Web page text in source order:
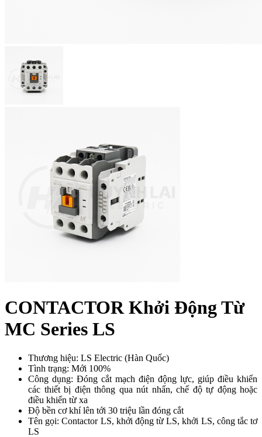
CONTACTOR Khởi Động Từ
MC Series LS
Thương hiệu: LS Electric (Hàn Quốc)
Tình trạng: Mới 100%
Công dụng: Đóng cắt mạch điện động lực, giúp điều khiển
các thiết bị điện thông qua nút nhấn, chế độ tự động hoặc
điều khiển từ xa
Độ bền cơ khí lên tới 30 triệu lần đóng cắt
Tên gọi: Contactor LS, khởi động từ LS, khởi LS, công tắc tơ
LS